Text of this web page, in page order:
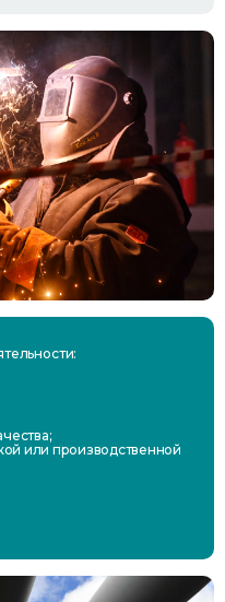
или производственной